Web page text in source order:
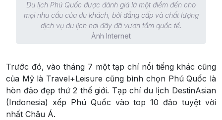
Du lịch Phú Quốc được đánh giá là một điểm đến cho
mọi nhu cầu của du khách, bởi đẳng cấp và chất lượng
dịch vụ du lịch nơi đây đã vươn tầm quốc tế.
Ảnh Internet
Trước đó, vào tháng 7 một tạp chí nổi tiếng khác cũng
của Mỹ là Travel+Leisure cũng bình chọn Phú Quốc là
hòn đảo đẹp thứ 2 thế giới. Tạp chí du lịch DestinAsian
(Indonesia) xếp Phú Quốc vào top 10 đảo tuyệt vời
nhất Châu Á.